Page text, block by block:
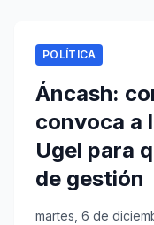
POLÍTICA
Áncash:
convoca a
Ugel para
de gestión
martes, 6 de